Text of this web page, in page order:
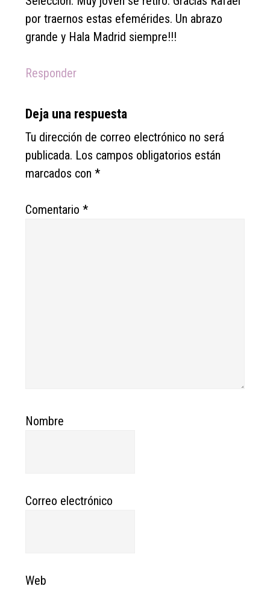
por traernos estas efemérides. Un abrazo
grande y Hala Madrid siempre!!!
Responder
Deja una respuesta
Tu dirección de correo electrónico no será
publicada. Los campos obligatorios están
marcados con*
Comentario*
Nombre
Correo electrónico
Web